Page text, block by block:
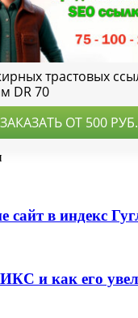
сайт в индекс
и как его